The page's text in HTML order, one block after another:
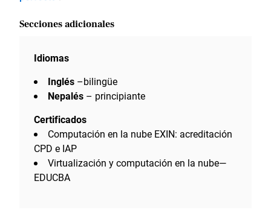
Secciones adicionales
Idiomas
Inglés –bilingüe
Nepalés – principiante
Certificados
Computación en la nube EXIN: acreditación
CPD e IAP
Virtualización y computación en la nube—
EDUCBA